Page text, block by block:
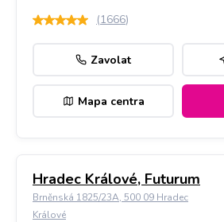
(1666)
Zavolat
Mapa centra
Hradec Králové, Futurum
Brněnská 1825/23A, 500 09 Hradec
Králové